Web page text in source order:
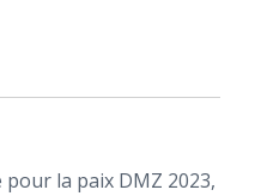
la paix DMZ 2023,